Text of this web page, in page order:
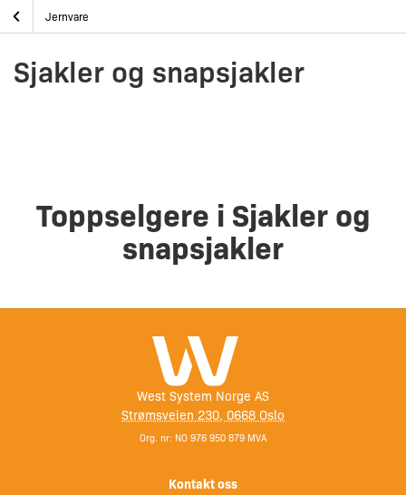
Skip
to
content
Hjem
Båtutstyr
Jernvare
Sjakler og snapsjakler
Sjakler og snapsjakler
Toppselgere i Sjakler og
snapsjakler
West System Norge AS
Strømsveien 230, 0668 Oslo
Org. nr: NO 976 950 879 MVA
Kontakt oss